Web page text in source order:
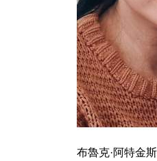
布魯克·阿特金